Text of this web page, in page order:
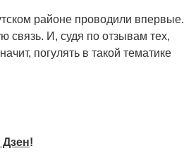
районе проводили впервые.
связь. И, судя по отзывам тех,
погулять в такой тематике
Дзен!